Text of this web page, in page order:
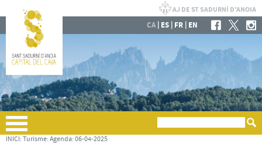
CA| ES | FR | EN
INICI: Turisme: Agenda: 06-04-2025